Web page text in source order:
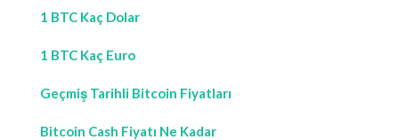
1 BTC Kaç Dolar
1 BTC Kaç Euro
Geçmiş Tarihli Bitcoin Fiyatları
Bitcoin Cash Fiyatı Ne Kadar